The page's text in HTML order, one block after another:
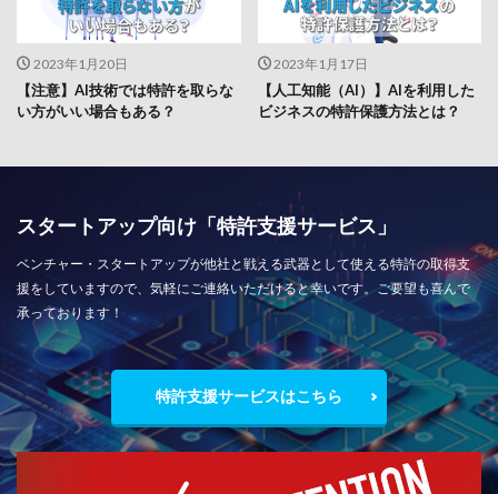
2023年1月20日
【注意】AI技術では特許を取らな
い方がいい場合もある？
2023年1月17日
【人工知能（AI）】AIを利用した
ビジネスの特許保護方法とは？
スタートアップ向け「特許支援サービス」
ベンチャー・スタートアップが他社と戦える武器として使える特許の取得支
援をしていますので、気軽にご連絡いただけると幸いです。ご要望も喜んで
承っております！
特許支援サービスはこちら